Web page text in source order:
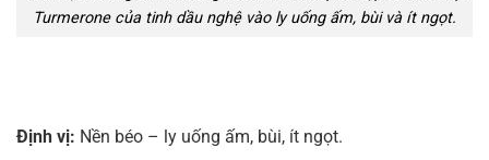
Turmerone của tinh dầu nghệ vào ly uống ấm, bùi và ít ngọt.
Định vị: Nền béo – ly uống ấm, bùi, ít ngọt.